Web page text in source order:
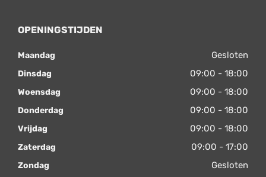
OPENINGSTIJDEN
Maandag Gesloten
Dinsdag 09:00 - 18:00
Woensdag 09:00 - 18:00
Donderdag 09:00 - 18:00
Vrijdag 09:00 - 18:00
Zaterdag 09:00 - 17:00
Zondag Gesloten